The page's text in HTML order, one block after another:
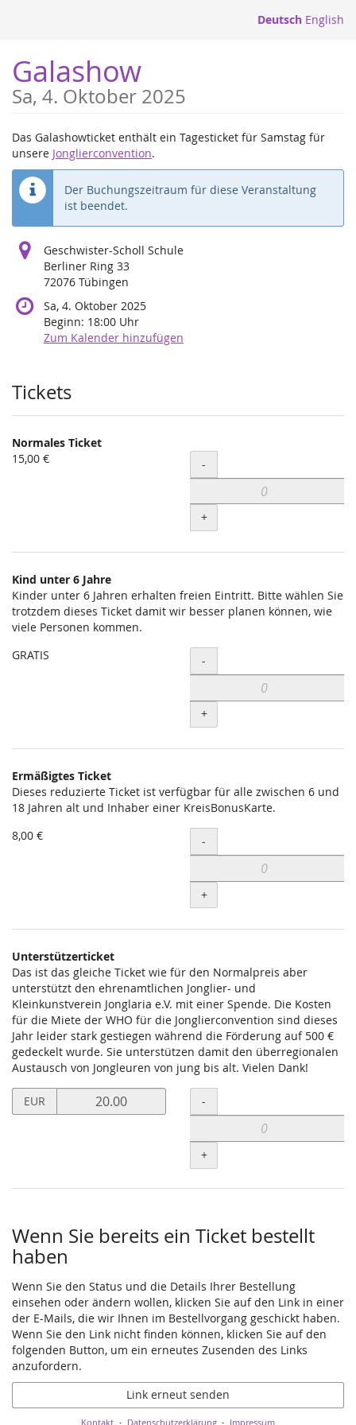
springen
Deutsch English
Galashow
Sa, 4. Oktober 2025
Das Galashowticket enthält ein Tagesticket für Samstag für
unsere Jonglierconvention.
Der Buchungszeitraum für diese Veranstaltung
ist beendet.
Geschwister-Scholl Schule
Berliner Ring 33
72076 Tübingen
Sa, 4. Oktober 2025
Beginn: 18:00 Uhr
Zum Kalender hinzufügen
Produkte
Tickets
Normales Ticket
15,00 €
Menge
-
+
Kind unter 6 Jahre
Kinder unter 6 Jahren erhalten freien Eintritt. Bitte wählen Sie
trotzdem dieses Ticket damit wir besser planen können, wie
viele Personen kommen.
GRATIS
Menge
-
+
Ermäßigtes Ticket
Dieses reduzierte Ticket ist verfügbar für alle zwischen 6 und
18 Jahren alt und Inhaber einer KreisBonusKarte.
8,00 €
Menge
-
+
Unterstützerticket
Das ist das gleiche Ticket wie für den Normalpreis aber
unterstützt den ehrenamtlichen Jonglier- und
Kleinkunstverein Jonglaria e.V. mit einer Spende. Die Kosten
für die Miete der WHO für die Jonglierconvention sind dieses
Jahr leider stark gestiegen während die Förderung auf 500 €
gedeckelt wurde. Sie unterstützen damit den überregionalen
Austausch von Jongleuren von jung bis alt. Vielen Dank!
Preis
in
EUR Menge
-
+
Wenn Sie bereits ein Ticket bestellt
haben
Wenn Sie den Status und die Details Ihrer Bestellung
einsehen oder ändern wollen, klicken Sie auf den Link in einer
der E-Mails, die wir Ihnen im Bestellvorgang geschickt haben.
Wenn Sie den Link nicht finden können, klicken Sie auf den
folgenden Button, um ein erneutes Zusenden des Links
anzufordern.
Link erneut senden
Kontakt Datenschutzerklärung Impressum